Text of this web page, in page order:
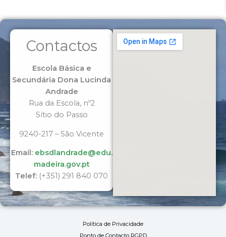
Contactos
Escola Básica e
Secundária Dona Lucinda
Andrade
Rua da Escola, nº2
Sítio do Passo
9240-217 – São Vicente
Email: ebsdlandrade@edu.
madeira.gov.pt
Telef: (+351) 291 840 070
Política de Privacidade
Ponto de Contacto RGPD